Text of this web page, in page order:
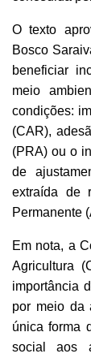
O texto
Bosco
beneficiar
meio
condições:
(CAR),
(PRA) ou o
de
extraída de
Permanente
Em nota, a
Agricultura
importância
por meio da
única forma
social aos